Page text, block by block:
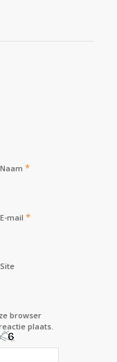
Naam *
E-mail *
Site
browser
plaats.